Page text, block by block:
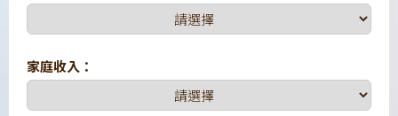
家庭收入：